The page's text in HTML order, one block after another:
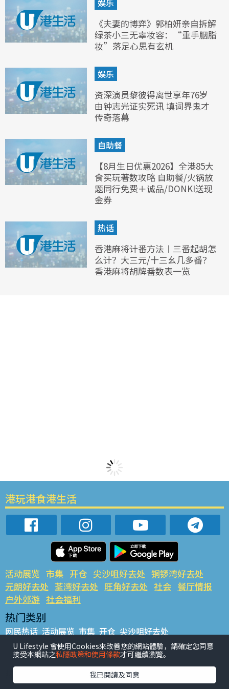
娱乐
《夫妻的博弈》郭柏妍亲自拆解
绿茶小三无辜妆容：“重手胭脂
妆”落足心思有玄机
娱乐
资深演员黎彼得离世享年76岁
由钟志光证实死讯 填词界鬼才
传奇落幕
自助餐
【8月生日优惠2026】全港85大
食买玩著数攻略 自助餐/火锅放
题同行免费＋诚品/DONKI送现
金券
热话
香港麻将计番方法︱三番起胡怎
么计？大三元/十三幺几多番？
香港麻将胡牌番数表一览
港玩港食港生活
活动展览 市集 开仓 尖沙咀好去处 铜锣湾好去处
元朗好去处 荃湾好去处 旺角好去处 社会 餐厅情报
户外郊游 社会福利
热门类别
网民热话 活动展览 市集 开仓 尖沙咀好去处
铜锣湾好去处 元朗好去处 荃湾好去处 旺角好去处 社会
餐厅情报 户外郊游
热门标签
U Lifestyle 會使用Cookies來改善您的網站體驗，請確定您同意
接受本網站之私隱政策和使用條款才可繼續瀏覽。
我已閱讀及同意